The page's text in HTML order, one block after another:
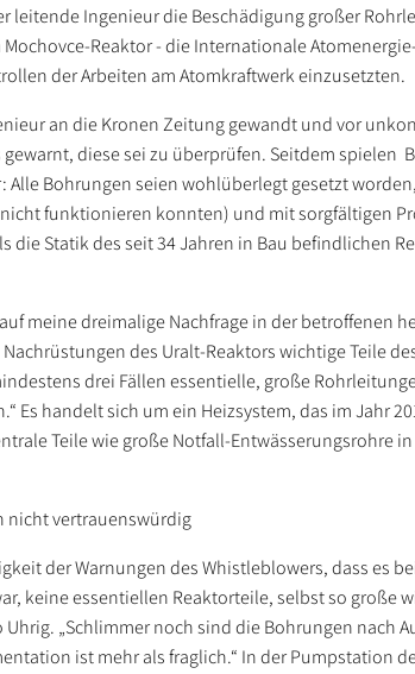
Ingenieur die Beschädigung großer
Reaktor - die Internationale
der Arbeiten am Atomkraftwerk einzusetzten.
an die Kronen Zeitung gewandt und vor
diese sei zu überprüfen. Seitdem spielen
Bohrungen seien wohlüberlegt gesetzt
funktionieren konnten) und mit sorgfältigen
Statik des seit 34 Jahren in Bau befindlichen
meine dreimalige Nachfrage in der betroffenen
des Uralt-Reaktors wichtige Teile
drei Fällen essentielle, große
handelt sich um ein Heizsystem, das im Jahr
Teile wie große Notfall-Entwässerungsrohre
nicht vertrauenswürdig
der Warnungen des Whistleblowers, dass es
keine essentiellen Reaktorteile, selbst so große
„Schlimmer noch sind die Bohrungen nach
ist mehr als fraglich.“ In der Pumpstation